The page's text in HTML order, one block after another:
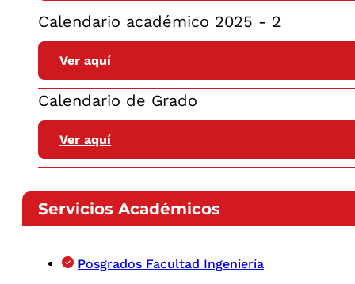
Calendario académico 2025 - 2
Ver aquí
Calendario de Grado
Ver aquí
Servicios Académicos
Posgrados Facultad Ingeniería